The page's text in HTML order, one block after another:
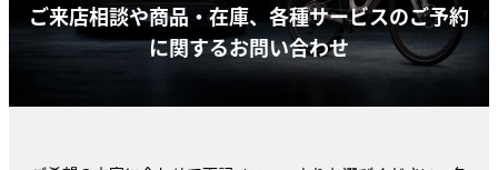
ご来店相談や商品・在庫、各種サービスのご予約
に関するお問い合わせ